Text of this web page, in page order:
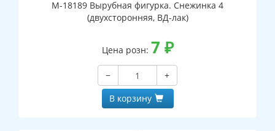
М-18189 Вырубная фигурка. Снежинка 4
(двухсторонняя, ВД-лак)
Цена розн: 7 ₽
−
+
В корзину